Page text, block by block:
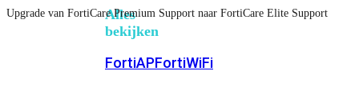
Alles
bekijken
FortiAPFortiWiFi
Upgrade van FortiCare Premium Support naar FortiCare Elite Support